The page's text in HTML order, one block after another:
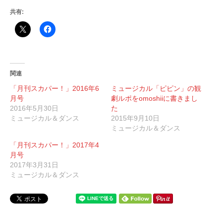
共有:
関連
「月刊スカパー！」2016年6
月号
2016年5月30日
ミュージカル＆ダンス
ミュージカル「ピピン」の観
劇ルポをomoshiiに書きまし
た
2015年9月10日
ミュージカル＆ダンス
「月刊スカパー！」2017年4
月号
2017年3月31日
ミュージカル＆ダンス